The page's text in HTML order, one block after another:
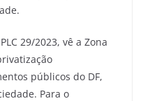
29/2023, vê a Zona
públicos do DF,
Para o